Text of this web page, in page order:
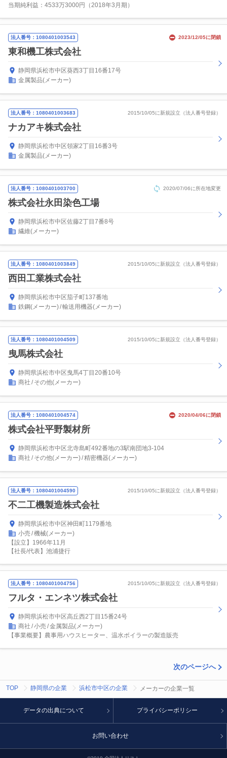
当期純利益：4533万3000円（2018年3月期）
法人番号：1080401003543 2023/12/05に閉鎖
東和機工株式会社
静岡県浜松市中区葵西3丁目16番17号
金属製品(メーカー)
法人番号：1080401003683 2015/10/05に新規設立（法人番号登録）
ナカアキ株式会社
静岡県浜松市中区領家2丁目16番3号
金属製品(メーカー)
法人番号：1080401003700 2020/07/06に所在地変更
株式会社永田染色工場
静岡県浜松市中区佐藤2丁目7番8号
繊維(メーカー)
法人番号：1080401003849 2015/10/05に新規設立（法人番号登録）
西田工業株式会社
静岡県浜松市中区茄子町137番地
鉄鋼(メーカー) 輸送用機器(メーカー)
法人番号：1080401004509 2015/10/05に新規設立（法人番号登録）
曳馬株式会社
静岡県浜松市中区曳馬4丁目20番10号
商社
その他(メーカー)
法人番号：1080401004574 2020/04/06に閉鎖
株式会社平野製材所
静岡県浜松市中区北寺島町492番地の3駅南団地3-104
商社
その他(メーカー) 精密機器(メーカー)
法人番号：1080401004590 2015/10/05に新規設立（法人番号登録）
不二工機製造株式会社
静岡県浜松市中区神田町1179番地
小売 機械(メーカー)
【設立】1966年11月
【社長/代表】池浦捷行
法人番号：1080401004756 2015/10/05に新規設立（法人番号登録）
フルタ・エンネツ株式会社
静岡県浜松市中区高丘西2丁目15番24号
商社 小売 金属製品(メーカー)
【事業概要】農事用ハウスヒーター、温水ボイラーの製造販売
次のページへ
TOP 静岡県の企業 浜松市中区の企業 メーカーの企業一覧
データの出典について プライバシーポリシー
お問い合わせ